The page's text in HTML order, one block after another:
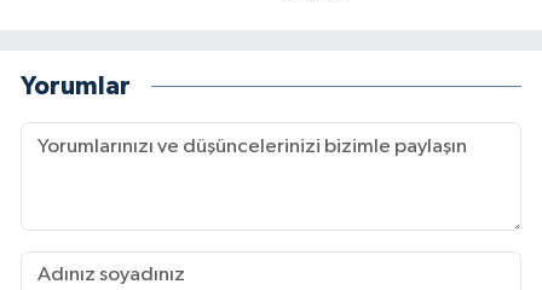
Yorumlar